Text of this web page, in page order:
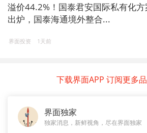
溢价44.2%！国泰君安国际私有化方
出炉，国泰海通境外整合...
界面投资 1天前
下载界面APP 订阅更多
界面独家
独家消息，新鲜视角，尽在界面独家